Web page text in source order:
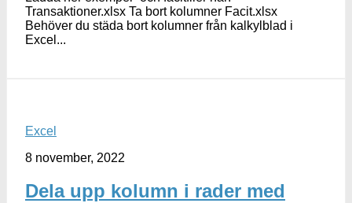
Transaktioner.xlsx Ta bort kolumner Facit.xlsx
Behöver du städa bort kolumner från kalkylblad i
Excel...
Excel
8 november, 2022
Dela upp kolumn i rader med